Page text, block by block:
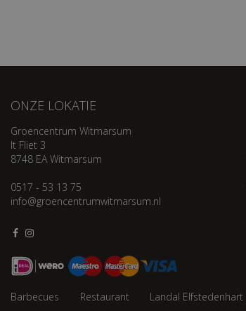
ONZE LOKATIE
Groencentrum Witmarsum
It Fliet 3
8748 EA Witmarsum
0517 - 53 13 75
info@groencentrumwitmarsum.nl
Barbecues Restaurant Landal Elfstedenhart